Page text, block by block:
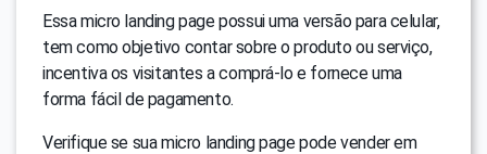
Essa micro landing page possui uma versão para celular,
tem como objetivo contar sobre o produto ou serviço,
incentiva os visitantes a comprá-lo e fornece uma
forma fácil de pagamento.
Verifique se sua micro landing page pode vender em